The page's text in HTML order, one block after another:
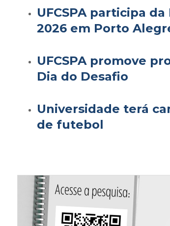
UFCSPA participa
2026 em Porto
UFCSPA promove
Dia do Desafio
Universidade terá
de futebol